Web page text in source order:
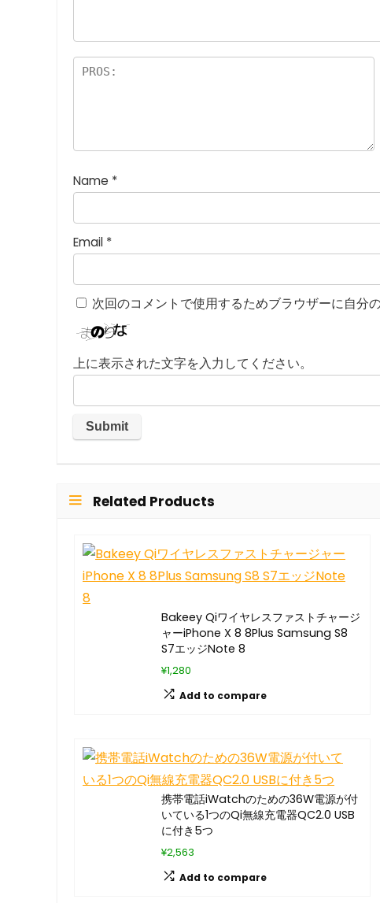
価
Name *
Email *
次回のコメントで使用するためブラウザーに自分
上に表示された文字を入力してください。
Related Products
Bakeey Qiワイヤレスファストチャージ
ャーiPhone X 8 8Plus Samsung S8
S7エッジNote 8
¥1,280
Add to compare
携帯電話iWatchのための36W電源が付
いている1つのQi無線充電器QC2.0 USB
に付き5つ
¥2,563
Add to compare